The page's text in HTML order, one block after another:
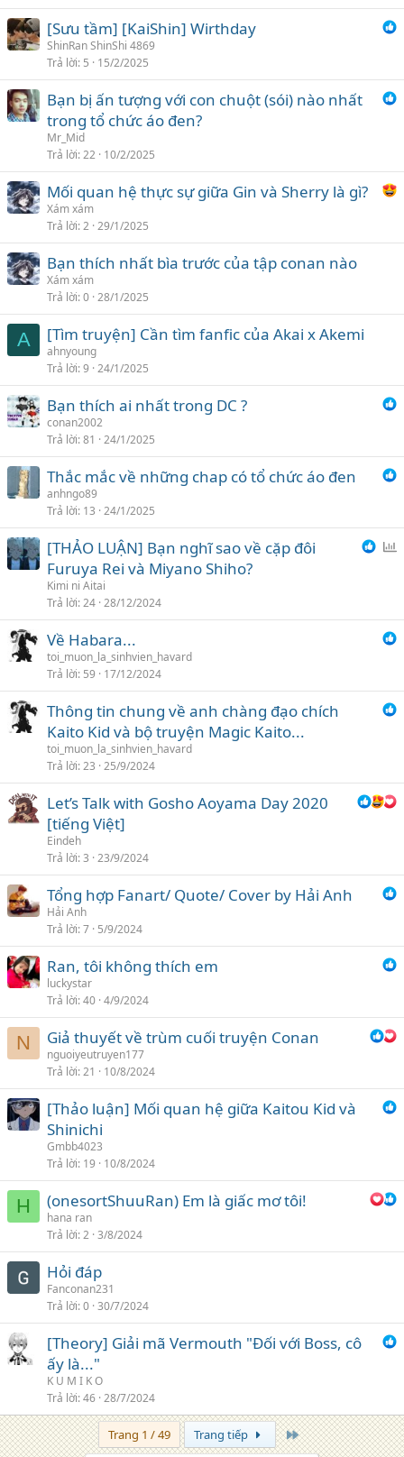
[Sưu tầm] [KaiShin] Wirthday
ShinRan ShinShi 4869
Trả lời 5 15/2/2025
Bạn bị ấn tượng với con chuột (sói) nào nhất
trong tổ chức áo đen?
Mr_Mid
Trả lời 22 10/2/2025
Mối quan hệ thực sự giữa Gin và Sherry là gì?
Xám xám
Trả lời 2 29/1/2025
Bạn thích nhất bìa trước của tập conan nào
Xám xám
Trả lời 0 28/1/2025
A [Tìm truyện] Cần tìm fanfic của Akai x Akemi
ahnyoung
Trả lời 9 24/1/2025
Bạn thích ai nhất trong DC ?
conan2002
Trả lời 81 24/1/2025
Thắc mắc về những chap có tổ chức áo đen
anhngo89
Trả lời 13 24/1/2025
c
h
[THẢO LUẬN] Bạn nghĩ sao về cặp đôi
Furuya Rei và Miyano Shiho?
Kimi ni Aitai
Trả lời 24 28/12/2024
Về Habara...
toi_muon_la_sinhvien_havard
Trả lời 59 17/12/2024
Thông tin chung về anh chàng đạo chích
Kaito Kid và bộ truyện Magic Kaito...
toi_muon_la_sinhvien_havard
Trả lời 23 25/9/2024
Let’s Talk with Gosho Aoyama Day 2020
[tiếng Việt]
Eindeh
Trả lời 3 23/9/2024
Tổng hợp Fanart/ Quote/ Cover by Hải Anh
Hải Anh
Trả lời 7 5/9/2024
Ran, tôi không thích em
luckystar
Trả lời 40 4/9/2024
N Giả thuyết về trùm cuối truyện Conan
nguoiyeutruyen177
Trả lời 21 10/8/2024
[Thảo luận] Mối quan hệ giữa Kaitou Kid và
Shinichi
Gmbb4023
Trả lời 19 10/8/2024
H (onesortShuuRan) Em là giấc mơ tôi!
hana ran
Trả lời 2 3/8/2024
Hỏi đáp
Fanconan231
Trả lời 0 30/7/2024
[Theory] Giải mã Vermouth "Đối với Boss, cô
ấy là..."
K U M I K O
Trả lời 46 28/7/2024
Trang 1 / 49 Trang tiếp Trang cuối